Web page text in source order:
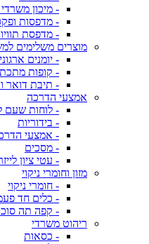
- מיכון משרדי
- מדפסות
- מדפסת
מוצרים משלימים
- יומנים
- קופות
- תיבת דואר
אמצעי הדרכה
- לוחות שעם
- בידוריות
- אמצעי
- מסכים
- עטי ציון
מזון וחומרי ניקוי
- חומרי ניקוי
- כלים חד
- קפה תה
ריהוט משרדי
- כסאות